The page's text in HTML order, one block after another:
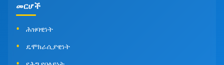
መርሆች
ሕዝባዊነት
ዴሞክራሲያዊነት